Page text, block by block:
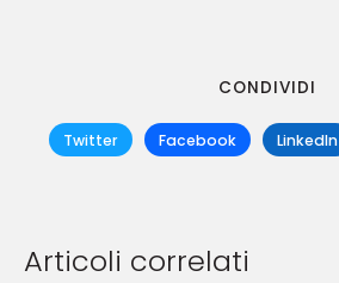
CONDIVIDI
Twitter Facebook LinkedIn
Articoli correlati